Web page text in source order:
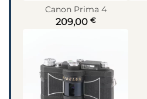
Canon Prima 4
209,00 €